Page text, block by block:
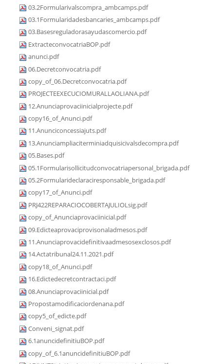
03.2Formularivalscompra_ambcamps.pdf
03.1Formularidadesbancaries_ambcamps.pdf
03.Basesreguladorasayudascomercio.pdf
ExtracteconvocatriaBOP.pdf
anunci.pdf
06.Decretconvocatria.pdf
copy_of_06.Decretconvocatria.pdf
PROJECTEEXECUCIOMURALLAOLIANA.pdf
12.Anunciaprovaciinicialprojecte.pdf
copy16_of_Anunci.pdf
11.Anunciconcessiajuts.pdf
13.Anunciampliaciterminiadquisicivalsdecompra.pdf
05.Bases.pdf
05.1Formularisollicitudconvocatriapersonal_brigada.pdf
05.2Formularideclaraciresponsable_brigada.pdf
copy17_of_Anunci.pdf
PRJ422REPARACIOCOBERTAJULIOLsig.pdf
copy_of_Anunciaprovaciinicial.pdf
09.Edicteaprovaciprovisonaladmesos.pdf
11.Anunciaprovacidefinitivaadmesosexclosos.pdf
14.Actatribunal24.11.2021.pdf
copy18_of_Anunci.pdf
16.Edictedecretcontractaci.pdf
08.Anunciaprovaciinicial.pdf
Propostamodificaciordenana.pdf
copy5_of_edicte.pdf
Conveni_signat.pdf
6.1anuncidefinitiuBOP.pdf
copy_of_6.1anuncidefinitiuBOP.pdf